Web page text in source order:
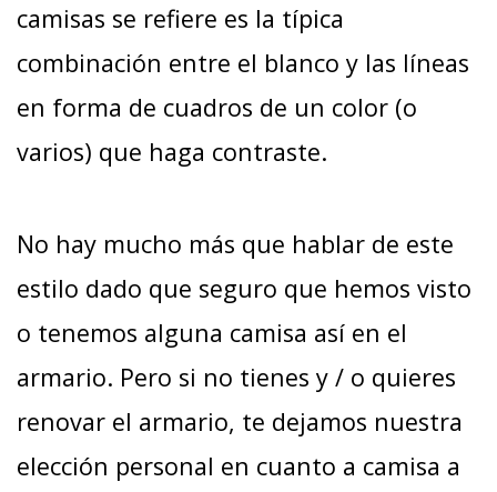
camisas se refiere es la típica
combinación entre el blanco y las líneas
en forma de cuadros de un color (o
varios) que haga contraste.
No hay mucho más que hablar de este
estilo dado que seguro que hemos visto
o tenemos alguna camisa así en el
armario. Pero si no tienes y / o quieres
renovar el armario, te dejamos nuestra
elección personal en cuanto a camisa a